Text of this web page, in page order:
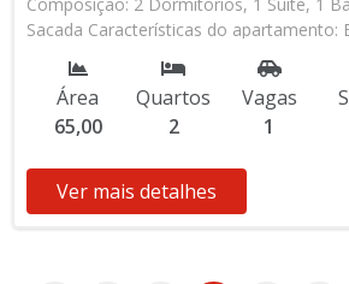
Sacada Características do apartamento:
Elevador de Serviço, Acessibilidade,
Circuito Fechado TV, Água Individual,
Sauna, Salão de Jogos, Salão de
Gourmet, Academia, Churrasqueira
aviso. Favor verificar entrando em
Área
65,00
Quartos
2
Vagas
1
Ver mais detalhes